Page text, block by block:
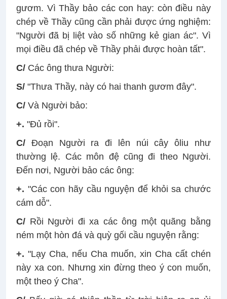
gươm. Vì Thầy bảo các con hay: còn điều này
chép về Thầy cũng cần phải được ứng nghiệm:
"Người đã bị liệt vào số những kẻ gian ác". Vì
mọi điều đã chép về Thầy phải được hoàn tất".
C/ Các ông thưa Người:
S/ "Thưa Thầy, này có hai thanh gươm đây".
C/ Và Người bảo:
+. "Ðủ rồi".
C/ Ðoạn Người ra đi lên núi cây ôliu như
thường lệ. Các môn đệ cũng đi theo Người.
Ðến nơi, Người bảo các ông:
+. "Các con hãy cầu nguyện để khỏi sa chước
cám dỗ".
C/ Rồi Người đi xa các ông một quãng bằng
ném một hòn đá và quỳ gối cầu nguyện rằng:
+. "Lạy Cha, nếu Cha muốn, xin Cha cất chén
này xa con. Nhưng xin đừng theo ý con muốn,
một theo ý Cha".